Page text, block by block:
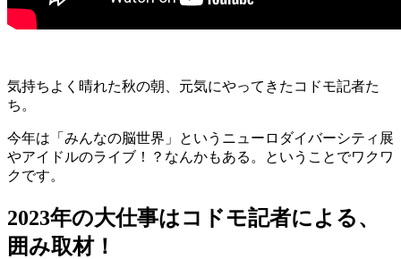
気持ちよく晴れた秋の朝、元気にやってきたコドモ記者た
ち。
今年は「みんなの脳世界」というニューロダイバーシティ展
やアイドルのライブ！？なんかもある。ということでワクワ
クです。
2023年の大仕事はコドモ記者による、
囲み取材！